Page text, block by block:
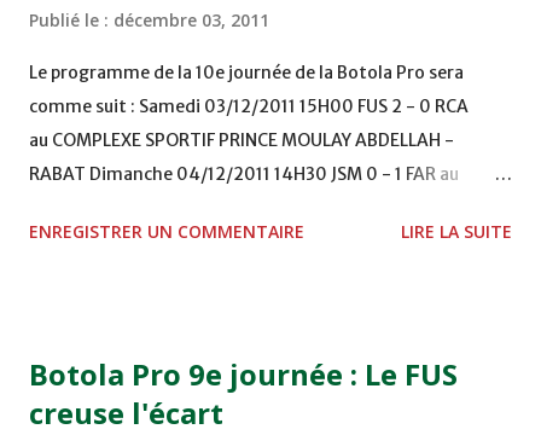
Publié le : décembre 03, 2011
Le programme de la 10e journée de la Botola Pro sera
comme suit : Samedi 03/12/2011 15H00 FUS 2 - 0 RCA
au COMPLEXE SPORTIF PRINCE MOULAY ABDELLAH -
RABAT Dimanche 04/12/2011 14H30 JSM 0 - 1 FAR au
TERRAIN EL ABDI - EL JADIDA 16h30 OCK 0 - 1 HUSA
Mardi 06/12/2011 15H00 WAF - OCS au COMPLEXE SPORTIF
DE FES - FES WAC - MAS Reporté pour cause de finale de la
ENREGISTRER UN COMMENTAIRE LIRE LA SUITE
Botola Pro 9e journée : Le FUS
creuse l'écart